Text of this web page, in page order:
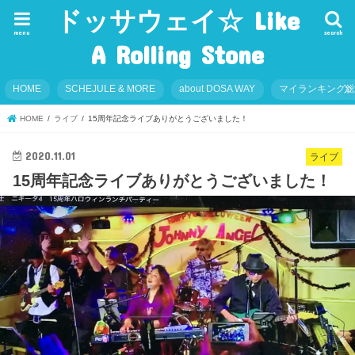
ドッサウェイ☆ Like
A Rolling Stone
search
menu
HOME SCHEJULE & MORE about DOSA WAY マイランキング
HOME ライブ 15周年記念ライブありがとうございました！
ライブ
2020.11.01
15周年記念ライブありがとうございました！